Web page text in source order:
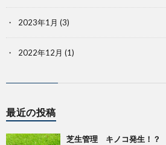
2023年1月 (3)
2022年12月 (1)
最近の投稿
芝生管理 キノコ発生！？